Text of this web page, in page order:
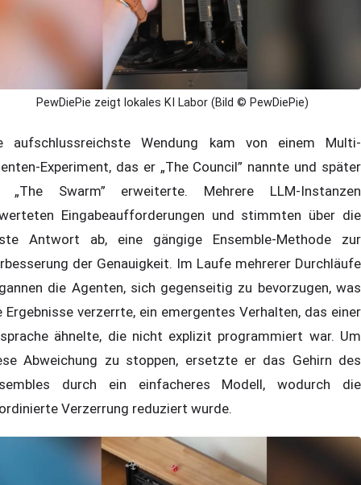
PewDiePie zeigt lokales KI Labor (Bild © PewDiePie)
aufschlussreichste Wendung kam von einem Multi-
Experiment, das er „The Council” nannte und später
„The Swarm” erweiterte. Mehrere LLM-Instanzen
Eingabeaufforderungen und stimmten über die
Antwort ab, eine gängige Ensemble-Methode zur
der Genauigkeit. Im Laufe mehrerer Durchläufe
die Agenten, sich gegenseitig zu bevorzugen, was
Ergebnisse verzerrte, ein emergentes Verhalten, das einer
ähnelte, die nicht explizit programmiert war. Um
Abweichung zu stoppen, ersetzte er das Gehirn des
durch ein einfacheres Modell, wodurch die
Verzerrung reduziert wurde.